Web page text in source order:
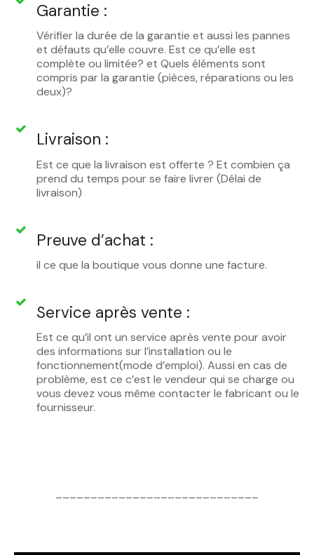
Garantie :
Vérifier la durée de la garantie et aussi les pannes
et défauts qu’elle couvre. Est ce qu’elle est
complète ou limitée? et Quels éléments sont
compris par la garantie (pièces, réparations ou les
deux)?
Livraison :
Est ce que la livraison est offerte ? Et combien ça
prend du temps pour se faire livrer (Délai de
livraison)
Preuve d’achat :
il ce que la boutique vous donne une facture.
Service après vente :
Est ce qu’il ont un service après vente pour avoir
des informations sur l’installation ou le
fonctionnement(mode d’emploi). Aussi en cas de
problème, est ce c’est le vendeur qui se charge ou
vous devez vous même contacter le fabricant ou le
fournisseur.